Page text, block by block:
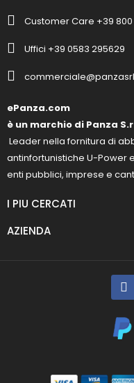
Customer Care +39 800
Uffici +39 0583 295629
ePanza.com
è un marchio di Panza
Leader nella fornitura di
antinfortunistiche U-
enti pubblici, imprese e
I PIU CERCATI
AZIENDA